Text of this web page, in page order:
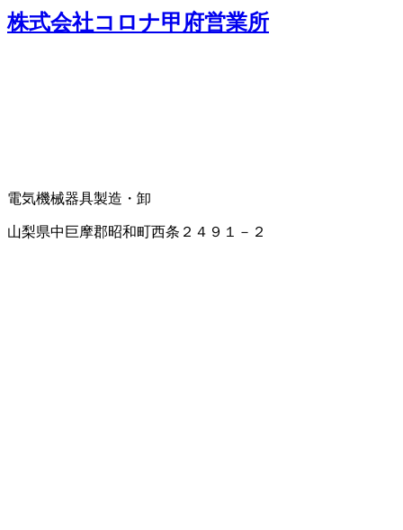
株式会社コロナ甲府営業所
電気機械器具製造・卸
山梨県中巨摩郡昭和町西条２４９１－２